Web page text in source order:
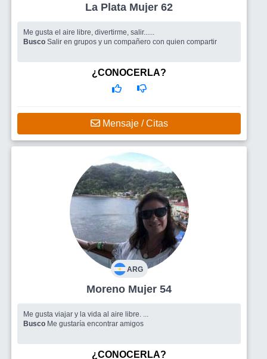
La Plata Mujer 62
Me gusta el aire libre, divertirme, salir......
Busco Salir en grupos y un compañero con quien compartir
¿CONOCERLA?
Mensaje / Citas
ARG
Moreno Mujer 54
Busco Me gustaría encontrar amigos
¿CONOCERLA?